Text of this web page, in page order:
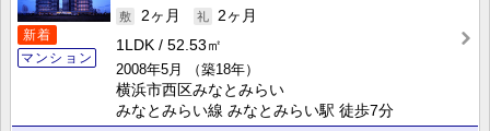
新着
マンション
2ヶ月
2ヶ月
1LDK
52.53㎡
2008年5月
（築18年）
横浜市西区みなとみらい
みなとみらい線 みなとみらい駅 徒歩7分